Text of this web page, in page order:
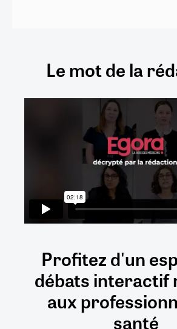
Le mot de la
Profitez d'un
débatsinteractif
aux
santé